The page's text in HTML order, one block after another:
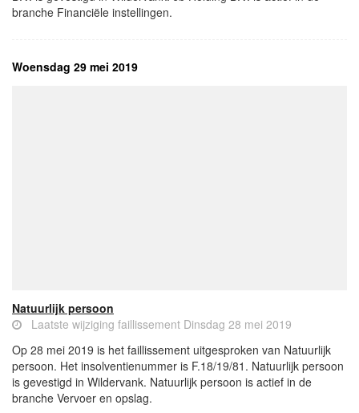
branche Financiële instellingen.
Woensdag 29 mei 2019
Natuurlijk persoon
Laatste wijziging faillissement Dinsdag 28 mei 2019
Op 28 mei 2019 is het faillissement uitgesproken van Natuurlijk
persoon. Het insolventienummer is F.18/19/81. Natuurlijk persoon
is gevestigd in Wildervank. Natuurlijk persoon is actief in de
branche Vervoer en opslag.